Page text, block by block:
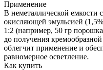
Применение
В неметаллической
окисляющей эмульсией
1:2 (например, 50 гр
до получения
облегчит применение и
равномерное осветление.
Как купить